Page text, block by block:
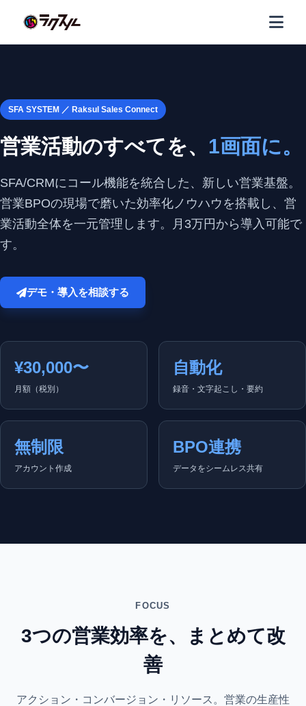
SFA SYSTEM ／ Raksul Sales Connect
営業活動のすべてを、 1画面に。
SFA/CRMにコール機能を統合した、新しい営業基盤。
営業BPOの現場で磨いた効率化ノウハウを搭載し、営
業活動全体を一元管理します。月3万円から導入可能で
す。
デモ・導入を相談する
¥30,000〜
月額（税別）
自動化
録音・文字起こし・要約
無制限
アカウント作成
BPO連携
データをシームレス共有
FOCUS
3つの営業効率を、まとめて改
善
アクション・コンバージョン・リソース。営業の生産性